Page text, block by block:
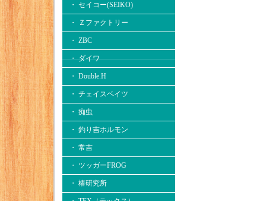
・ セイコー(SEIKO)
・ Ｚファクトリー
・ ZBC
・ ダイワ
・ Double.H
・ チェイスベイツ
・ 痴虫
・ 釣り吉ホルモン
・ 常吉
・ ツッガーFROG
・ 椿研究所